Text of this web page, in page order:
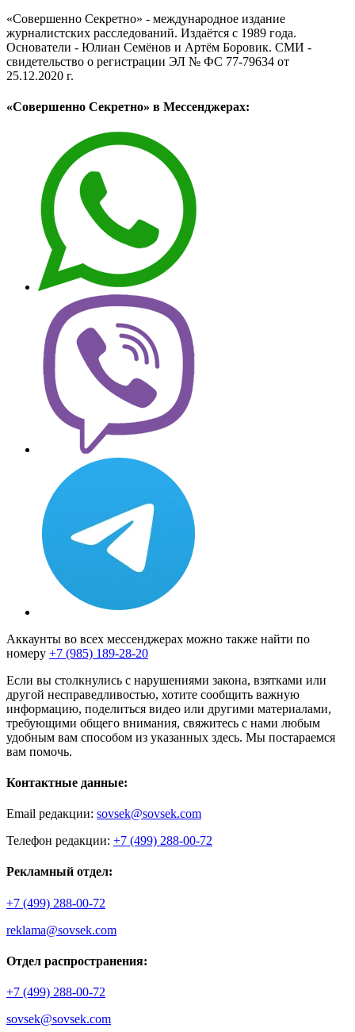
«Совершенно Секретно» - международное издание
журналистских расследований. Издаётся с 1989 года.
Основатели - Юлиан Семёнов и Артём Боровик. CМИ -
свидетельство о регистрации ЭЛ № ФС 77-79634 от
25.12.2020 г.
«Совершенно Секретно» в Мессенджерах:
Аккаунты во всех мессенджерах можно также найти по
номеру +7 (985) 189-28-20
Если вы столкнулись с нарушениями закона, взятками или
другой несправедливостью, хотите сообщить важную
информацию, поделиться видео или другими материалами,
требующими общего внимания, свяжитесь с нами любым
удобным вам способом из указанных здесь. Мы постараемся
вам помочь.
Контактные данные:
Email редакции: sovsek@sovsek.com
Телефон редакции: +7 (499) 288-00-72
Рекламный отдел:
+7 (499) 288-00-72
reklama@sovsek.com
Отдел распространения:
+7 (499) 288-00-72
sovsek@sovsek.com